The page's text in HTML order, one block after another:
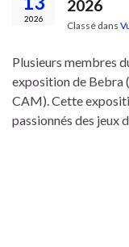
2026
2026
Classé dans
Plusieurs membres
exposition de Bebra
CAM). Cette
passionnés des jeux